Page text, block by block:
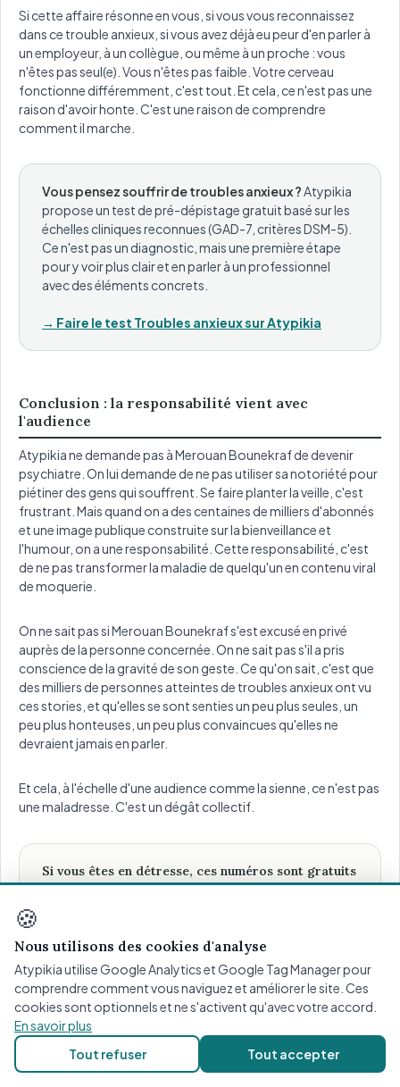
Si cette affaire résonne en vous, si vous vous reconnaissez
dans ce trouble anxieux, si vous avez déjà eu peur d'en parler à
un employeur, à un collègue, ou même à un proche : vous
n'êtes pas seul(e). Vous n'êtes pas faible. Votre cerveau
fonctionne différemment, c'est tout. Et cela, ce n'est pas une
raison d'avoir honte. C'est une raison de comprendre
comment il marche.
Vous pensez souffrir de troubles anxieux ?Atypikia
propose un test de pré-dépistage gratuit basé sur les
échelles cliniques reconnues (GAD-7, critères DSM-5).
Ce n'est pas un diagnostic, mais une première étape
pour y voir plus clair et en parler à un professionnel
avec des éléments concrets.
→ Faire le test Troubles anxieux sur Atypikia
Conclusion : la responsabilité vient avec
l'audience
Atypikia ne demande pas à Merouan Bounekraf de devenir
psychiatre. On lui demande de ne pas utiliser sa notoriété pour
piétiner des gens qui souffrent. Se faire planter la veille, c'est
frustrant. Mais quand on a des centaines de milliers d'abonnés
et une image publique construite sur la bienveillance et
l'humour, on a une responsabilité. Cette responsabilité, c'est
de ne pas transformer la maladie de quelqu'un en contenu viral
de moquerie.
On ne sait pas si Merouan Bounekraf s'est excusé en privé
auprès de la personne concernée. On ne sait pas s'il a pris
conscience de la gravité de son geste. Ce qu'on sait, c'est que
des milliers de personnes atteintes de troubles anxieux ont vu
ces stories, et qu'elles se sont senties un peu plus seules, un
peu plus honteuses, un peu plus convaincues qu'elles ne
devraient jamais en parler.
Et cela, à l'échelle d'une audience comme la sienne, ce n'est pas
une maladresse. C'est un dégât collectif.
Si vous êtes en détresse, ces numéros sont gratuits
et anonymes :
Fil Santé Jeunes : 0 800 235 236 (anonyme, gratuit)
SOS Amitié: 09 72 39 40 50
Défenseur des droits (discrimination):
09 69 39 00 00
🍪
Nous utilisons des cookies d'analyse
Atypikia utilise Google Analytics et Google Tag Manager pour
comprendre comment vous naviguez et améliorer le site. Ces
cookies sont optionnels et ne s'activent qu'avec votre accord.
En savoir plus
Tout refuser
Tout accepter